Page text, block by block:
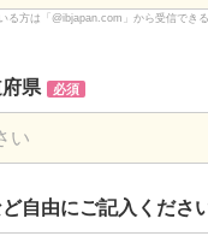
る方は「@ibjapan.com」から受信でき
県 必須
自由にご記入くださ